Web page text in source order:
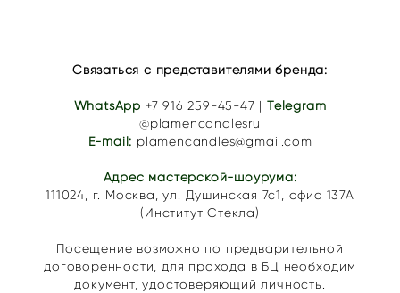
Связаться с представителями бренда:
WhatsApp +7 916 259-45-47 | Telegram
@plamencandlesru
E-mail: plamencandles@gmail.com
Адрес мастерской-шоурума:
111024, г. Москва, ул. Душинская 7с1, офис 137А
(Институт Стекла)
Посещение возможно по предварительной
договоренности, для прохода в БЦ необходим
документ, удостоверяющий личность.